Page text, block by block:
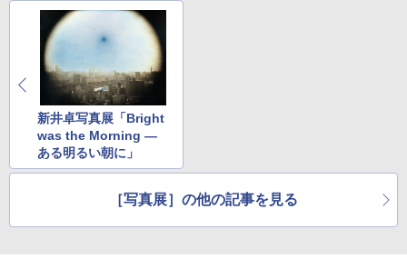
新井卓写真展「Bright
was the Morning ―
ある明るい朝に」
［写真展］の他の記事を見る